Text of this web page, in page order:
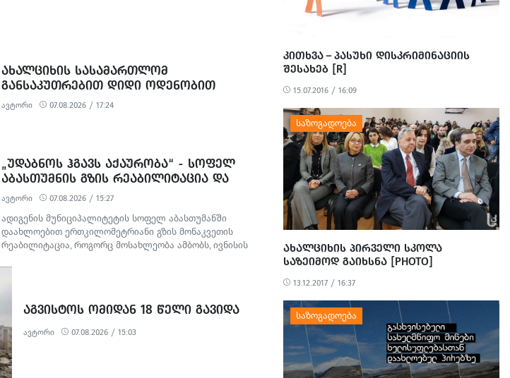
ᲐᲮᲐᲚᲪᲘᲮᲘᲡ ᲡᲐᲡᲐᲛᲐᲠᲗᲚᲝᲛ
ᲒᲐᲜᲡᲐᲙᲣᲗᲠᲔᲑᲘᲗ ᲓᲘᲓᲘ ᲝᲓᲔᲜᲝᲑᲘᲗ
ᲒᲐᲓᲐᲡᲐᲮᲐᲓᲔᲑᲘᲡ ᲗᲐᲕᲘᲡ ᲐᲠᲘᲓᲔᲑᲘᲡ, ᲓᲘᲓᲘ
ᲝᲓᲔᲜᲝᲑᲘᲗ ᲗᲐᲦᲚᲘᲗᲝᲑᲘᲡ ᲛᲪᲓᲔᲚᲝᲑᲘᲡ
ავტორი 07.08.2026 / 17:24
„ᲣᲓᲐᲑᲜᲝᲡ ᲰᲒᲐᲕᲡ ᲐᲥᲐᲣᲠᲝᲑᲐ“ - ᲡᲝᲤᲔᲚ
ᲐᲑᲐᲡᲗᲣᲛᲜᲘᲡ ᲒᲖᲘᲡ ᲠᲔᲐᲑᲘᲚᲘᲢᲐᲪᲘᲐ ᲓᲐ
ᲛᲝᲡᲐᲮᲚᲔᲝᲑᲘᲡ ᲞᲠᲝᲢᲔᲡᲢᲘ
ავტორი 07.08.2026 / 15:27
ადიგენის მუნიციპალიტეტის სოფელ აბასთუმანში
დაახლოებით ერთკილომეტრიანი გზის მონაკვეთის
რეაბილიტაცია, როგორც მოსახლეობა ამბობს, ივნისის
სამშენებლო სამუშაოების გამო წარმოქმნილი მტვერი,
პრობლემებს უქმნის.
ᲐᲒᲕᲘᲡᲢᲝᲡ ᲝᲛᲘᲓᲐᲜ 18 ᲬᲔᲚᲘ ᲒᲐᲕᲘᲓᲐ
ავტორი 07.08.2026 / 15:03
ᲙᲘᲗᲮᲕᲐ – ᲞᲐᲡᲣᲮᲘ ᲓᲘᲡᲙᲠᲘᲛᲘᲜᲐᲪᲘᲘᲡ
ᲨᲔᲡᲐᲮᲔᲑ [R]
15.07.2016 / 16:09
ᲐᲮᲐᲚᲪᲘᲮᲘᲡ ᲞᲘᲠᲕᲔᲚᲘ ᲡᲙᲝᲚᲐ
ᲡᲐᲖᲔᲘᲛᲝᲓ ᲒᲐᲘᲮᲡᲜᲐ [PHOTO]
13.12.2017 / 16:37